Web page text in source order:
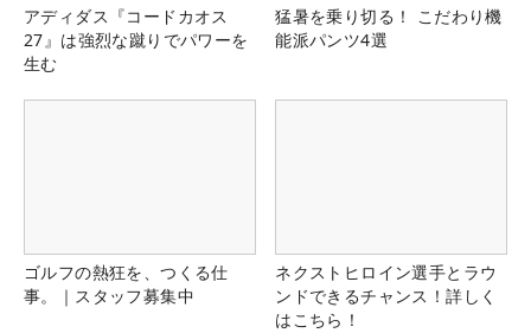
アディダス『コードカオス
27』は強烈な蹴りでパワーを
生む
猛暑を乗り切る！ こだわり機
能派パンツ4選
ゴルフの熱狂を、つくる仕
事。｜スタッフ募集中
ネクストヒロイン選手とラウ
ンドできるチャンス！詳しく
はこちら！